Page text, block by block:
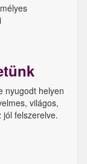
helyen
világos,
felszerelve.